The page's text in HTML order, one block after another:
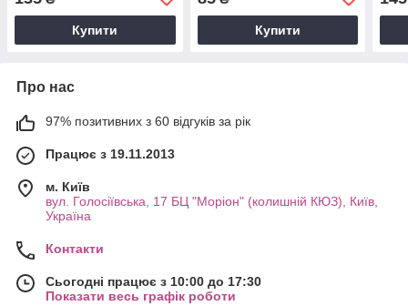
Купити Купити
Про нас
97% позитивних з 60 відгуків за рік
Працює з 19.11.2013
м. Київ
вул. Голосіївська, 17 БЦ "Моріон" (колишній КЮЗ), Київ,
Україна
Контакти
Сьогодні працює з 10:00 до 17:30
Показати весь графік роботи